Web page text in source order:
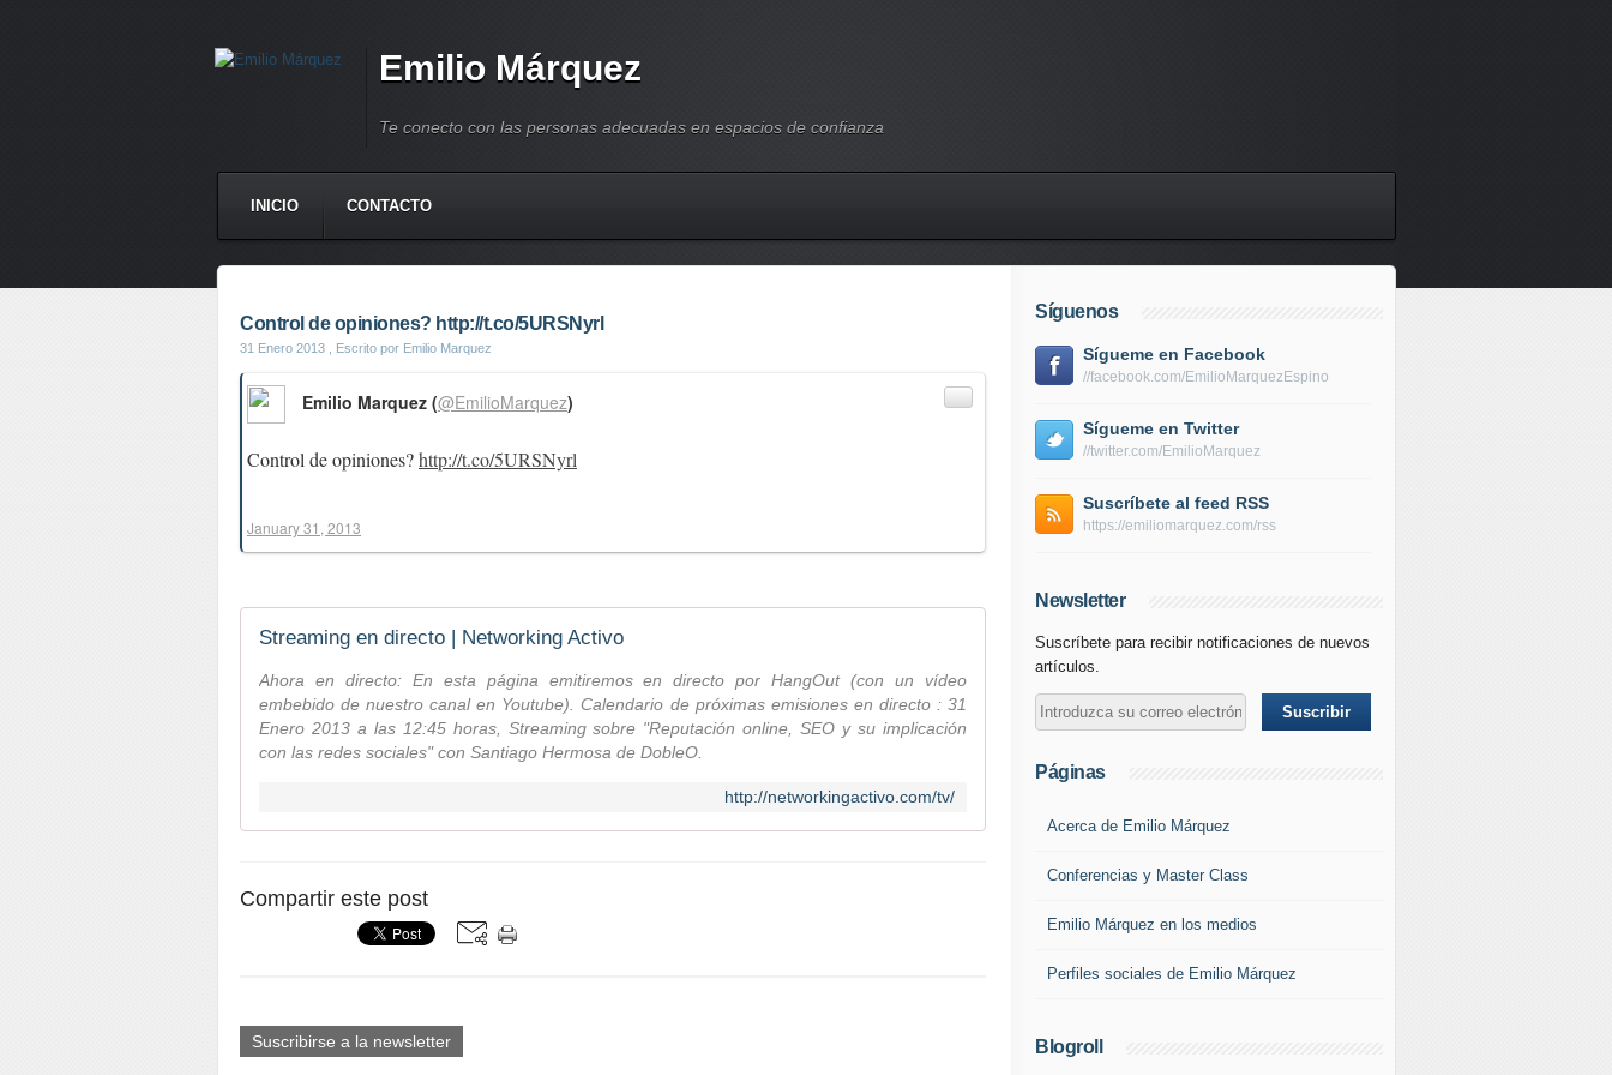
Emilio Márquez
Te conecto con las personas adecuadas en espacios de confianza
INICIO CONTACTO
Control de opiniones? http://t.co/5URSNyrl
31 Enero 2013 , Escrito por Emilio Marquez
Control de opiniones?http://t.co/5URSNyrl
Emilio Marquez (@EmilioMarquez)
January 31, 2013
Streaming en directo | Networking Activo
Ahora en directo: En esta página emitiremos en directo por HangOut (con un vídeo
embebido de nuestro canal en Youtube). Calendario de próximas emisiones en directo : 31
Enero 2013 a las 12:45 horas, Streaming sobre "Reputación online, SEO y su implicación
con las redes sociales" con Santiago Hermosa de DobleO.
http://networkingactivo.com/tv/
Compartir este post
Suscribirse a la newsletter
Síguenos
Sígueme en Facebook
//facebook.com/EmilioMarquezEspino
Sígueme en Twitter
//twitter.com/EmilioMarquez
Suscríbete al feed RSS
https://emiliomarquez.com/rss
Newsletter
Suscríbete para recibir notificaciones de nuevos
artículos.
Páginas
Acerca de Emilio Márquez
Conferencias y Master Class
Emilio Márquez en los medios
Perfiles sociales de Emilio Márquez
Blogroll